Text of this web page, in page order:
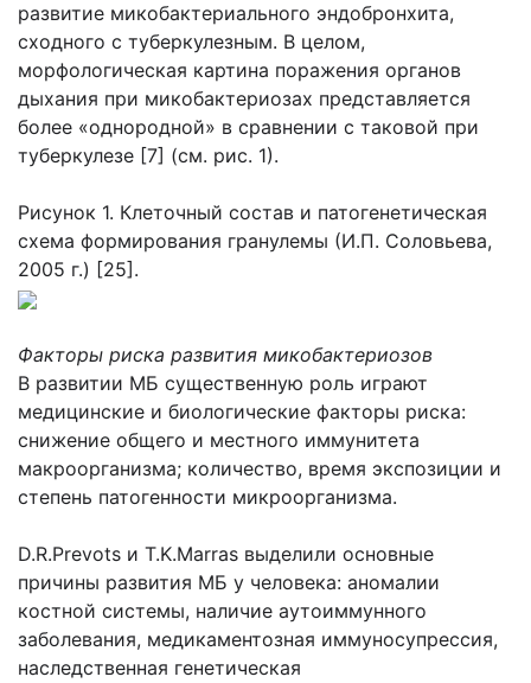
развитие микобактериального эндобронхита,
сходного с туберкулезным. В целом,
морфологическая картина поражения органов
дыхания при микобактериозах представляется
более «однородной» в сравнении с таковой при
туберкулезе [7] (см. рис. 1).
Рисунок 1. Клеточный состав и патогенетическая
схема формирования гранулемы (И.П. Соловьева,
2005 г.) [25].
Факторы риска развития микобактериозов
В развитии МБ существенную роль играют
медицинские и биологические факторы риска:
снижение общего и местного иммунитета
макроорганизма; количество, время экспозиции и
степень патогенности микроорганизма.
D.R.Prevots и T.K.Marras выделили основные
причины развития МБ у человека: аномалии
костной системы, наличие аутоиммунного
заболевания, медикаментозная иммуносупрессия,
наследственная генетическая